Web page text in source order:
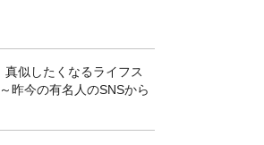
似したくなるライフス
昨今の有名人のSNSから